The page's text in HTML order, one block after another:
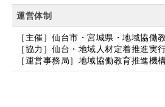
運営体制
［主催］仙台市・宮城県・地域協働
［協力］仙台・地域人材定着推進実
［運営事務局］地域協働教育推進機